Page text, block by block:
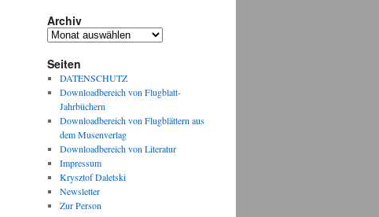
Archiv
Archiv
Seiten
DATENSCHUTZ
Downloadbereich von Flugblatt-
Jahrbüchern
Downloadbereich von Flugblättern aus
dem Musenverlag
Downloadbereich von Literatur
Impressum
Krysztof Daletski
Newsletter
Zur Person